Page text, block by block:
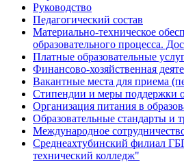
Руководство
Педагогический состав
Материально-техническое
образовательного процесса.
Платные образовательные
Финансово-хозяйственная
Вакантные места для приема
Стипендии и меры поддержки
Организация питания в
Образовательные стандарты и
Международное
Среднеахтубинский филиал
технический колледж"